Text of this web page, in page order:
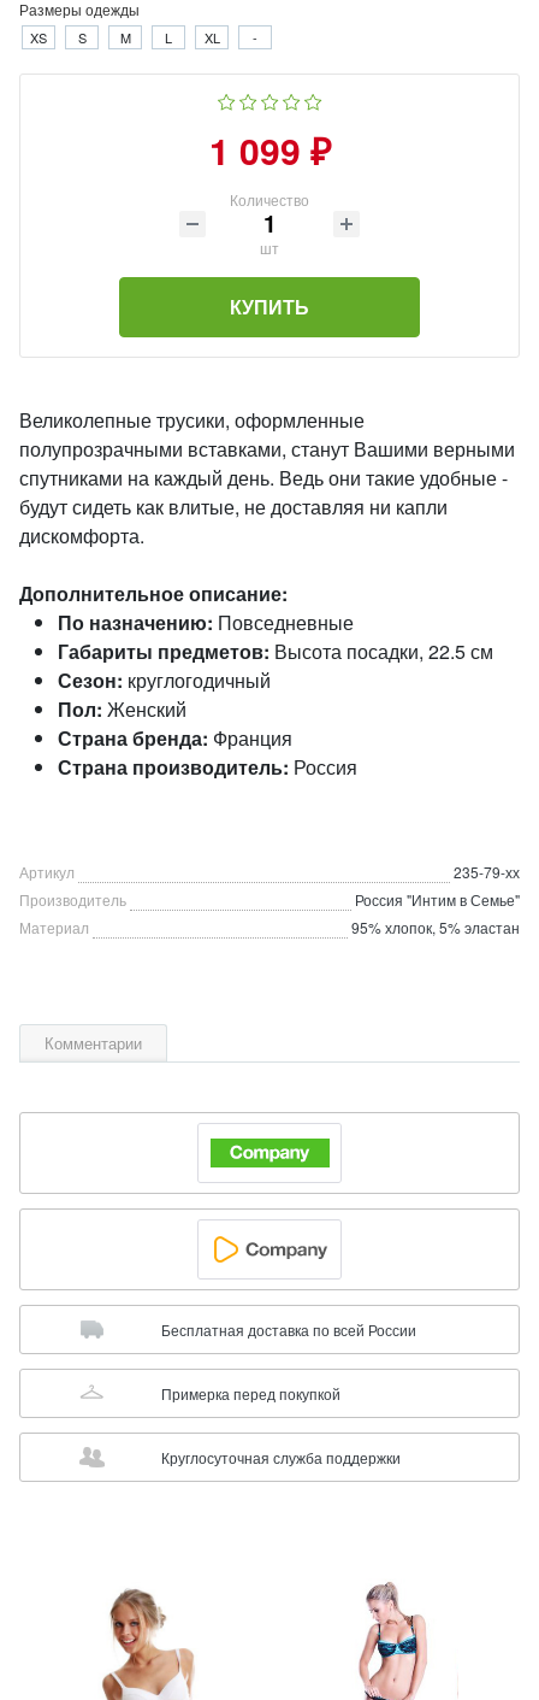
Размеры одежды
XS S M L XL -
1 099 ₽
Количество
шт
КУПИТЬ
Великолепные трусики, оформленные
полупрозрачными вставками, станут Вашими верными
спутниками на каждый день. Ведь они такие удобные -
будут сидеть как влитые, не доставляя ни капли
дискомфорта.
Дополнительное описание:
По назначению: Повседневные
Габариты предметов: Высота посадки, 22.5 см
Сезон: круглогодичный
Пол: Женский
Страна бренда: Франция
Страна производитель: Россия
Артикул
235-79-хх
Производитель
Россия "Интим в Семье"
Материал
95% хлопок, 5% эластан
Комментарии
Бесплатная доставка по всей России
Примерка перед покупкой
Круглосуточная служба поддержки